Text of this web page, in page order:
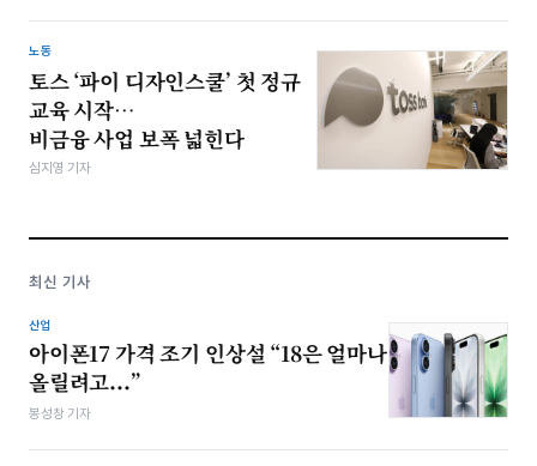
노동
토스 ‘파이 디자인스쿨’ 첫 정규
교육 시작…
비금융 사업 보폭 넓힌다
심지영 기자
최신 기사
산업
아이폰17 가격 조기 인상설 “18은 얼마나
올릴려고...”
봉성창 기자